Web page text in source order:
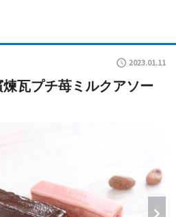
2023.01.11
瓦プチ苺ミルクアソー